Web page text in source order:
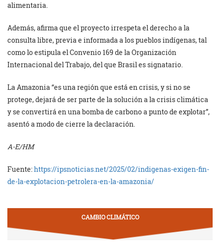
alimentaria.
Además, afirma que el proyecto irrespeta el derecho a la
consulta libre, previa e informada a los pueblos indígenas, tal
como lo estipula el Convenio 169 de la Organización
Internacional del Trabajo, del que Brasil es signatario.
La Amazonia “es una región que está en crisis, y si no se
protege, dejará de ser parte de la solución a la crisis climática
y se convertirá en una bomba de carbono a punto de explotar”,
asentó a modo de cierre la declaración.
A-E/HM
Fuente:https://ipsnoticias.net/2025/02/indigenas-exigen-fin-
de-la-explotacion-petrolera-en-la-amazonia/
CAMBIO CLIMÁTICO